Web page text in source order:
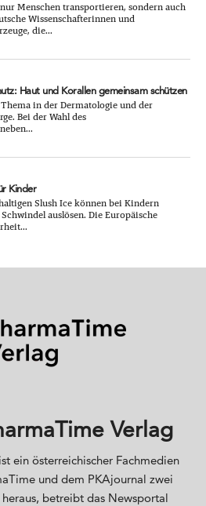
Menschen transportieren, sondern auch
Wissenschafterinnen und
die...
Haut und Korallen gemeinsam schützen
in der Dermatologie und der
Bei der Wahl des
Kinder
Slush Ice können bei Kindern
auslösen. Die Europäische
Verlag
ein österreichischer Fachmedien
und dem PKAjournal zwei
betreibt das Newsportal